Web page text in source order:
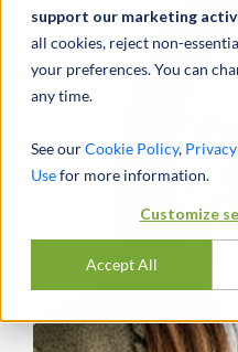
support our marketing
all cookies, reject non-
your preferences. You can
any time.
See ourCookie Policy,
Usefor more information.
Customize
Accept All